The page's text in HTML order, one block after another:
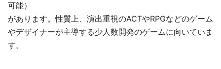
可能）
があります。性質上、演出重視のACTやRPGなどのゲーム
やデザイナーが主導する少人数開発のゲームに向いていま
す。